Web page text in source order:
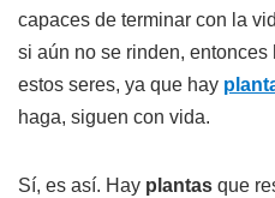
capaces de terminar con la
si aún no se rinden,
estos seres, ya que hay
haga, siguen con vida.
Sí, es así. Hay plantas que